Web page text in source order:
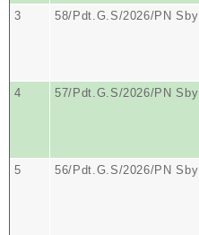
3 58/Pdt.G.S/2026/PN Sby
4 57/Pdt.G.S/2026/PN Sby
5 56/Pdt.G.S/2026/PN Sby